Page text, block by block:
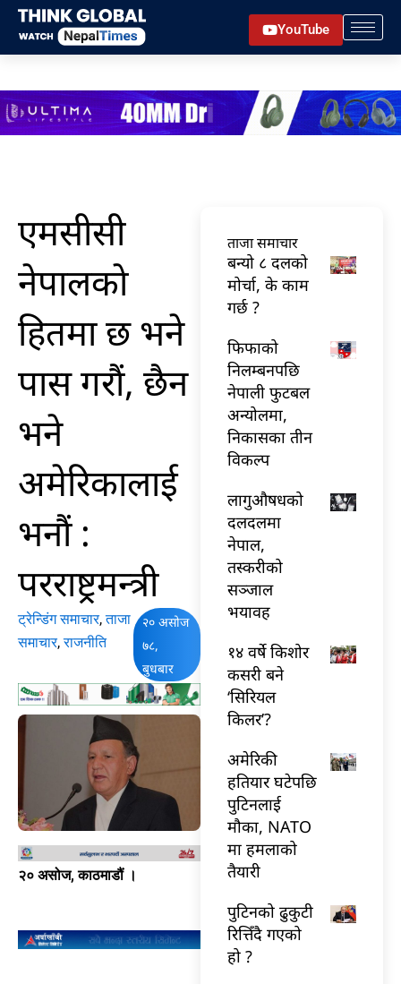
Skip
content
YouTube
एमसीसी
नेपालकाे
हितमा छ भने
पास गरौं, छैन
भने
अमेरिकालाई
भनौं :
परराष्ट्रमन्त्री
ट्रेन्डिंग समाचार,ताजा
समाचार,राजनीति
२० असोज
७८,
बुधबार
२० असोज, काठमाडौं ।
ताजा समाचार
बन्यो ८ दलको
मोर्चा, के काम
गर्छ ?
फिफाको
निलम्बनपछि
नेपाली फुटबल
अन्योलमा,
निकासका तीन
विकल्प
लागुऔषधको
दलदलमा
नेपाल,
तस्करीको
सञ्जाल
भयावह
१४ वर्षे किशोर
कसरी बने
‘सिरियल
किलर’?
अमेरिकी
हतियार घटेपछि
पुटिनलाई
मौका, NATO
मा हमलाको
तैयारी
पुटिनको ढुकुटी
रित्तिँदै गएको
हो ?